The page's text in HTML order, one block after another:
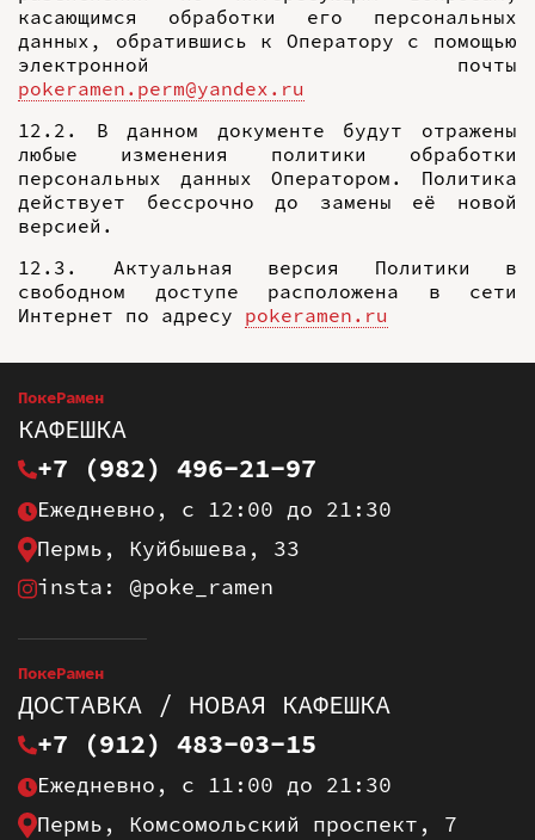
касающимся обработки его персональных
данных, обратившись к Оператору с помощью
электронной почты
pokeramen.perm@yandex.ru
12.2. В данном документе будут отражены
любые изменения политики обработки
персональных данных Оператором. Политика
действует бессрочно до замены её новой
версией.
12.3. Актуальная версия Политики в
свободном доступе расположена в сети
Интернет по адресу pokeramen.ru
ПокеРамен
КАФЕШКА
+7 (982) 496-21-97
Ежедневно, с 12:00 до 21:30
Пермь, Куйбышева, 33
insta: @poke_ramen
ПокеРамен
ДОСТАВКА / НОВАЯ КАФЕШКА
+7 (912) 483-03-15
Ежедневно, с 11:00 до 21:30
Пермь, Комсомольский проспект, 7